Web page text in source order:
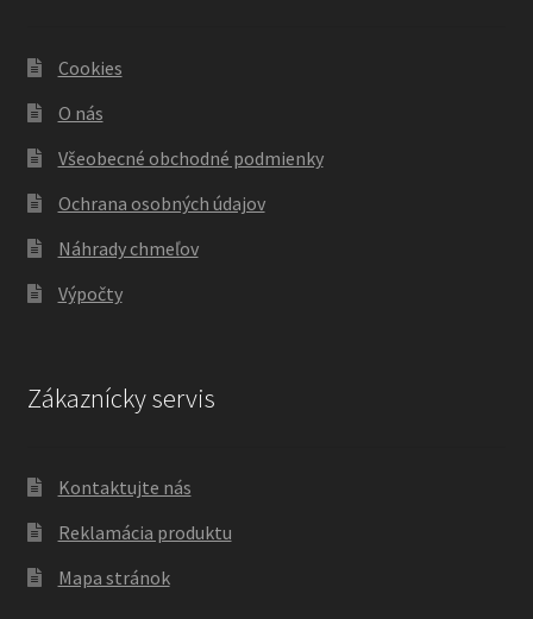
Cookies
O nás
Všeobecné obchodné podmienky
Ochrana osobných údajov
Náhrady chmeľov
Výpočty
Zákaznícky servis
Kontaktujte nás
Reklamácia produktu
Mapa stránok